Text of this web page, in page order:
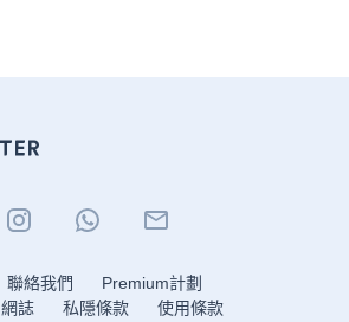
聯絡我們
Premium計劃
網誌 私隱條款
使用條款